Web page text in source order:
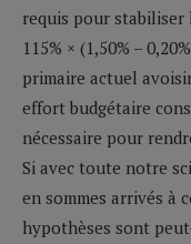
requis pour stabiliser
115% × (1,50% –
primaire actuel
effort budgétaire
nécessaire pour
Si avec toute notre
en sommes arrivés à
hypothèses sont